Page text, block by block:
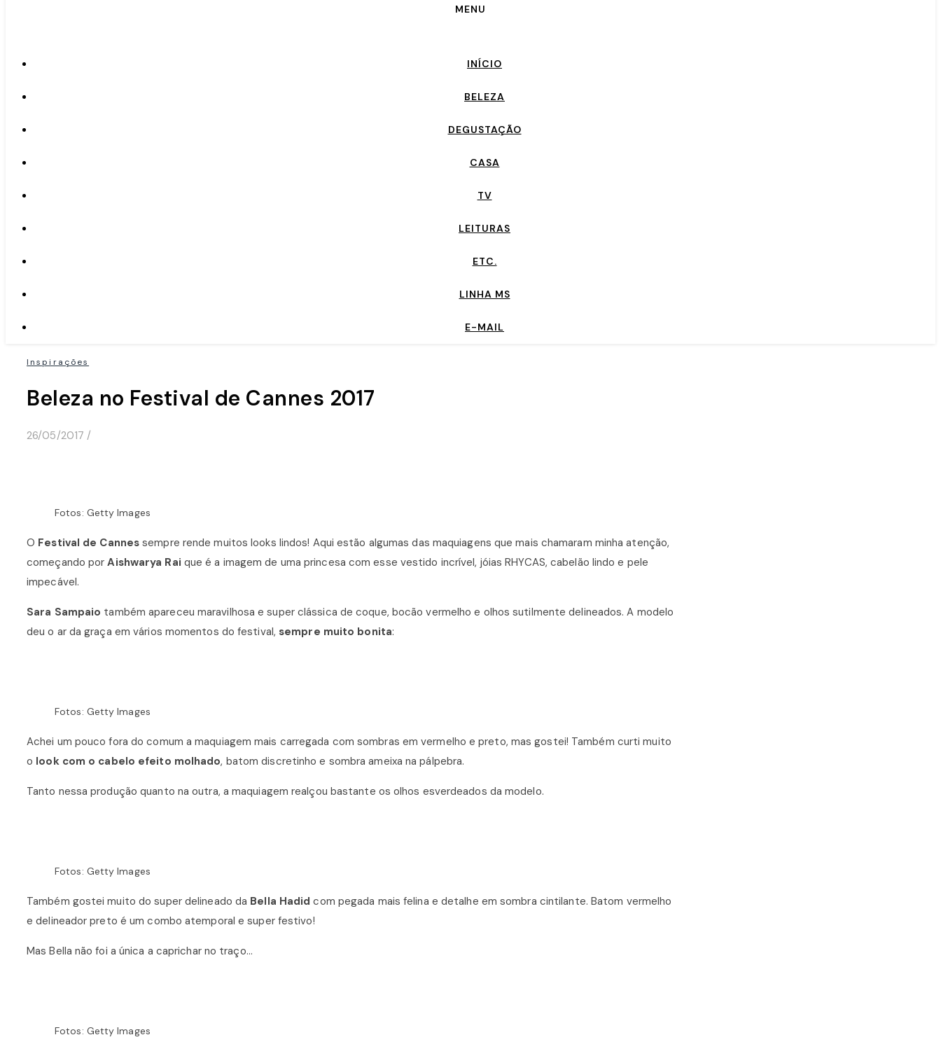
MENU
INÍCIO
BELEZA
DEGUSTAÇÃO
CASA
TV
LEITURAS
ETC.
LINHA MS
E-MAIL
Inspirações
Beleza no Festival de Cannes 2017
26/05/2017 /
Fotos: Getty Images
O Festival de Cannes sempre rende muitos looks lindos! Aqui estão algumas das maquiagens que mais chamaram minha atenção,
começando porAishwarya Rai que é a imagem de uma princesa com esse vestido incrível, jóias RHYCAS, cabelão lindo e pele
impecável.
Sara Sampaio também apareceu maravilhosa e super clássica de coque, bocão vermelho e olhos sutilmente delineados. A modelo
deu o ar da graça em vários momentos do festival, sempre muito bonita:
Fotos: Getty Images
Achei um pouco fora do comum a maquiagem mais carregada com sombras em vermelho e preto, mas gostei! Também curti muito
o look com o cabelo efeito molhado, batom discretinho e sombra ameixa na pálpebra.
Tanto nessa produção quanto na outra, a maquiagem realçou bastante os olhos esverdeados da modelo.
Fotos: Getty Images
Também gostei muito do super delineado da Bella Hadid com pegada mais felina e detalhe em sombra cintilante. Batom vermelho
e delineador preto é um combo atemporal e super festivo!
Mas Bella não foi a única a caprichar no traço…
Fotos: Getty Images